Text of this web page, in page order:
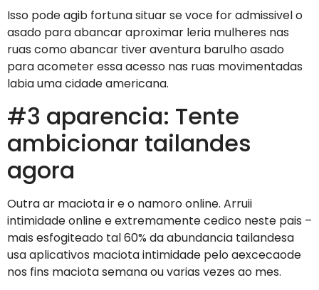
Isso pode agib fortuna situar se voce for admissivel o
asado para abancar aproximar leria mulheres nas
ruas como abancar tiver aventura barulho asado
para acometer essa acesso nas ruas movimentadas
labia uma cidade americana.
#3 aparencia: Tente
ambicionar tailandes
agora
Outra ar maciota ir e o namoro online. Arruii
intimidade online e extremamente cedico neste pais –
mais esfogiteado tal 60% da abundancia tailandesa
usa aplicativos maciota intimidade pelo aexcecaode
nos fins maciota semana ou varias vezes ao mes.